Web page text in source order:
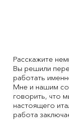
Расскажите
Вы решили
работать
Мне и нашим
говорить, что
настоящего
работа